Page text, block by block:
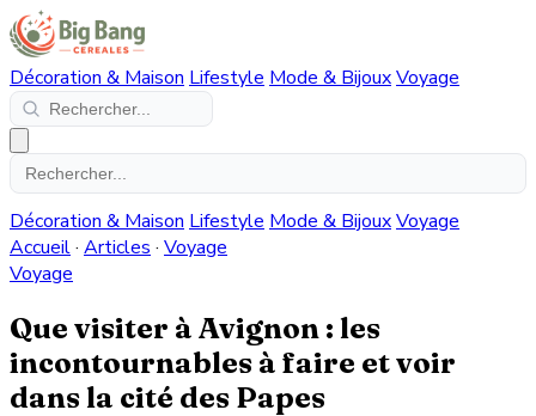
Décoration & Maison Lifestyle Mode & BijouxVoyage
Décoration & Maison Lifestyle Mode & BijouxVoyage
Accueil· Articles · Voyage
Voyage
Que visiter à Avignon : les
incontournables à faire et voir
dans la cité des Papes